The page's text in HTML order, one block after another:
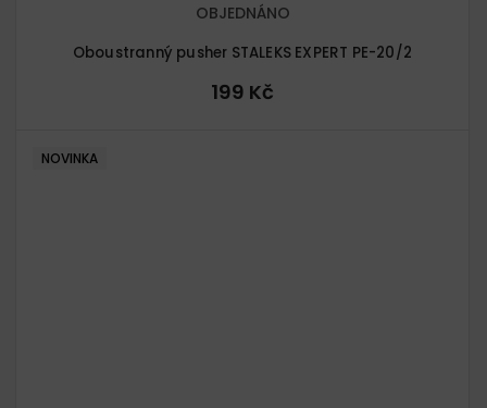
Oboustranný pusher STALEKS EXPERT PE-20/2
OBJEDNÁNO
199 Kč
NOVINKA